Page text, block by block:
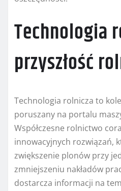
Technologia
przyszłość
Technologia rolnicza to
poruszany na portalu
Współczesne rolnictwo
innowacyjnych rozwiązań,
zwiększenie plonów przy
zmniejszeniu nakładów
dostarcza informacji na